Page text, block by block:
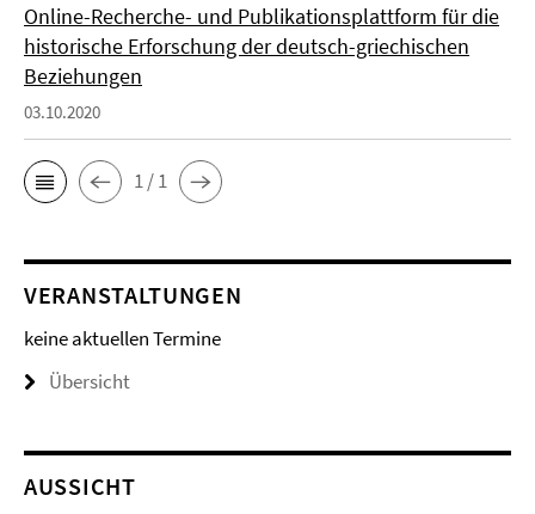
Online-Recherche- und Publikationsplattform für die
historische Erforschung der deutsch-griechischen
Beziehungen
03.10.2020
1 / 1
VERANSTALTUNGEN
keine aktuellen Termine
Übersicht
AUSSICHT